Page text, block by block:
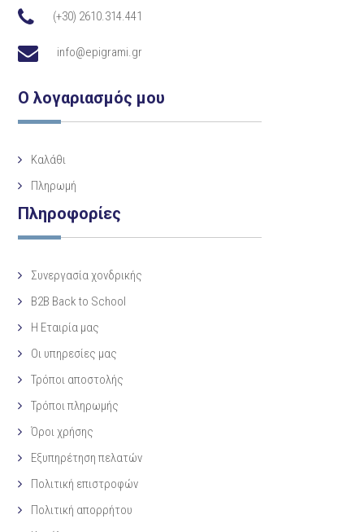
(+30) 2610.314.441
info@epigrami.gr
Ο λογαριασμός μου
Καλάθι
Πληρωμή
Πληροφορίες
Συνεργασία χονδρικής
B2B Back to School
Η Eταιρία μας
Οι υπηρεσίες μας
Τρόποι αποστολής
Τρόποι πληρωμής
Όροι χρήσης
Εξυπηρέτηση πελατών
Πολιτική επιστροφών
Πολιτική απορρήτου